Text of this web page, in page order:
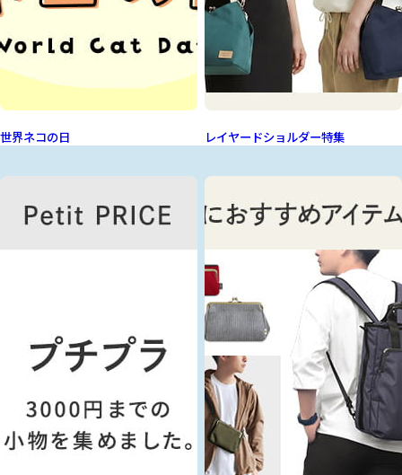
世界ネコの日 レイヤードショルダー特集